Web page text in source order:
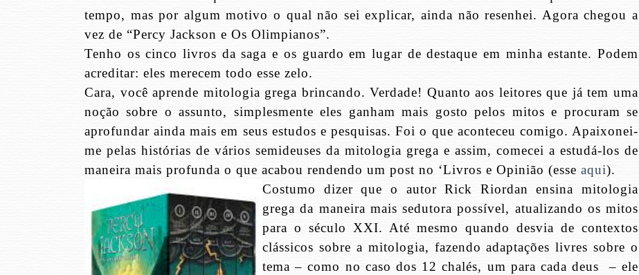
tempo, mas por algum motivo o qual não sei explicar, ainda não resenhei. Agora chegou a
vez de “Percy Jackson e Os Olimpianos”.
Tenho os cinco livros da saga e os guardo em lugar de destaque em minha estante. Podem
acreditar: eles merecem todo esse zelo.
Cara, você aprende mitologia grega brincando. Verdade! Quanto aos leitores que já tem uma
noção sobre o assunto, simplesmente eles ganham mais gosto pelos mitos e procuram se
aprofundar ainda mais em seus estudos e pesquisas. Foi o que aconteceu comigo. Apaixonei-
me pelas histórias de vários semideuses da mitologia grega e assim, comecei a estudá-los de
maneira mais profunda o que acabou rendendo um post no ‘Livros e Opinião (esse aqui).
Costumo dizer que o autor Rick Riordan ensina mitologia
grega da maneira mais sedutora possível, atualizando os mitos
para o século XXI. Até mesmo quando desvia de contextos
clássicos sobre a mitologia, fazendo adaptações livres sobre o
tema – como no caso dos 12 chalés, um para cada deus
– ele